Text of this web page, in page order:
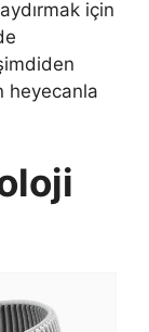
için
heyecanla